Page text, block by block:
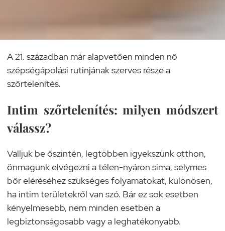
A 21. században már alapvetően minden nő
szépségápolási rutinjának szerves része a
szőrtelenítés.
Intim szőrtelenítés: milyen módszert
válassz?
Valljuk be őszintén, legtöbben igyekszünk otthon,
önmagunk elvégezni a télen-nyáron sima, selymes
bőr eléréséhez szükséges folyamatokat, különösen,
ha intim területekről van szó. Bár ez sok esetben
kényelmesebb, nem minden esetben a
legbiztonságosabb vagy a leghatékonyabb.